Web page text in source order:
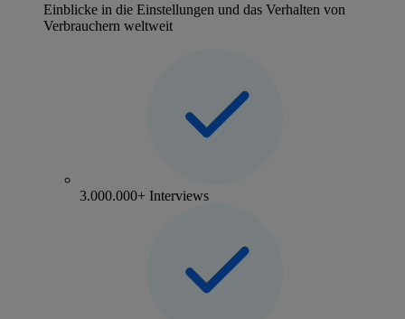
Einblicke in die Einstellungen und das Verhalten von
Verbrauchern weltweit
3.000.000+ Interviews